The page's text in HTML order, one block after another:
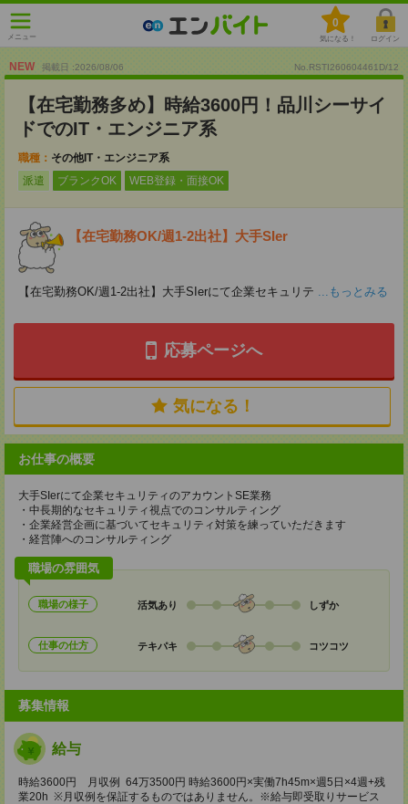
メニュー
0
気になる！ ログイン
NEW 掲載日 :2026/08/06 No.RSTI260604461D/12
【在宅勤務多め】時給3600円！品川シーサイ
ドでのIT・エンジニア系
職種： その他IT・エンジニア系
派遣
ブランクOK WEB登録・面接OK
【在宅勤務OK/週1-2出社】大手SIer
【在宅勤務OK/週1-2出社】大手SIerにて企業セキュリテ ...もっとみる
応募ページへ
気になる！
お仕事の概要
大手SIerにて企業セキュリティのアカウントSE業務
・中長期的なセキュリティ視点でのコンサルティング
・企業経営企画に基づいてセキュリティ対策を練っていただきます
・経営陣へのコンサルティング
職場の雰囲気
職場の様子 活気あり しずか
仕事の仕方 テキパキ コツコツ
募集情報
給与
時給3600円 月収例 64万3500円 時給3600円×実働7h45m×週5日×4週+残
業20h ※月収例を保証するものではありません。※給与即受取りサービス